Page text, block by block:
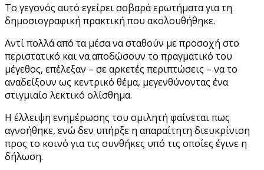
Το γεγονός αυτό εγείρει σοβαρά ερωτήματα για τη
δημοσιογραφική πρακτική που ακολουθήθηκε.
Αντί πολλά από τα μέσα να σταθούν με προσοχή στο
περιστατικό και να αποδώσουν το πραγματικό του
μέγεθος, επέλεξαν – σε αρκετές περιπτώσεις – να το
αναδείξουν ως κεντρικό θέμα, μεγενθύνοντας ένα
στιγμιαίο λεκτικό ολίσθημα.
Η έλλειψη ενημέρωσης του ομιλητή φαίνεται πως
αγνοήθηκε, ενώ δεν υπήρξε η απαραίτητη διευκρίνιση
προς το κοινό για τις συνθήκες υπό τις οποίες έγινε η
δήλωση.